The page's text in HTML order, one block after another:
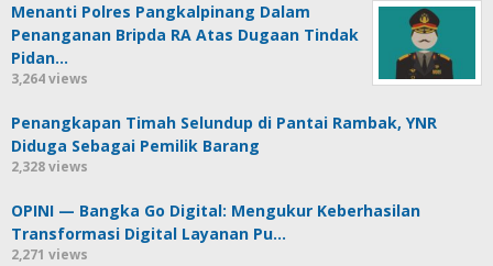
Menanti Polres Pangkalpinang Dalam
Penanganan Bripda RA Atas Dugaan Tindak
Pidan…
3,264 views
Penangkapan Timah Selundup di Pantai Rambak, YNR
Diduga Sebagai Pemilik Barang
2,328 views
OPINI — Bangka Go Digital: Mengukur Keberhasilan
Transformasi Digital Layanan Pu…
2,271 views